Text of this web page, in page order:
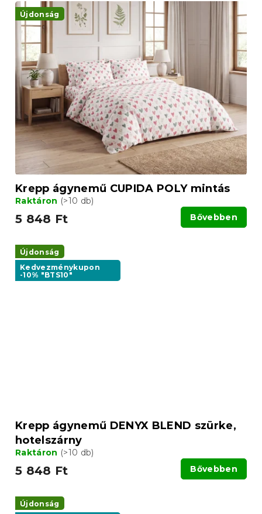
Újdonság
Krepp ágynemű CUPIDA POLY mintás
Raktáron (>10 db)
5 848 Ft Bővebben
Újdonság
Kedvezménykupon
-10% "BTS10"
Krepp ágynemű DENYX BLEND szürke,
hotelszárny
Raktáron (>10 db)
5 848 Ft Bővebben
Újdonság